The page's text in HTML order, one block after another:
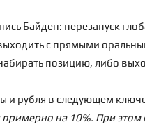
Байден: перезапуск
с прямыми
позицию, либо
и рубля в следующем
примерно на 10%. При этом